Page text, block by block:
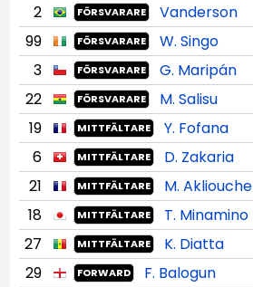
2
FÖRSVARARE
Vanderson
99
FÖRSVARARE W. Singo
3 FÖRSVARARE
G. Maripán
22
FÖRSVARARE
M. Salisu
19
MITTFÄLTARE
Y. Fofana
6
MITTFÄLTARE D. Zakaria
21 MITTFÄLTARE M. Akliouche
18 MITTFÄLTARE T. Minamino
27 MITTFÄLTARE K. Diatta
29 FORWARD F. Balogun